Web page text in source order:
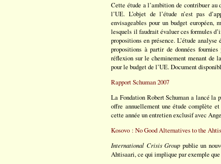
Cette étude a l’ambition de contribuer au
l’UE. L’objet de l’étude n’est pas
envisageables pour un budget
lesquels il faudrait évaluer ces formules
propositions en présence. L’étude
propositions à partir de données
réflexion sur le cheminement menant de
pour le budget de l’UE. Document
Rapport Schuman 2007
La Fondation Robert Schuman a lancé la
offre annuellement une étude complète
cette année un entretien exclusif avec
Kosovo : No Good Alternatives to the
International Crisis Group publie un
Ahtisaari, ce qui implique par exemple